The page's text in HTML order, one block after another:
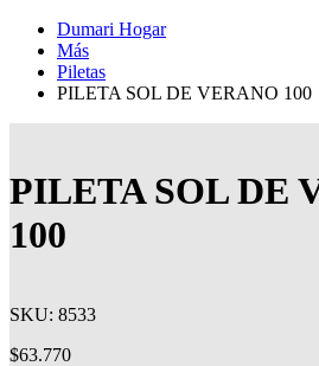
Dumari Hogar
Más
Piletas
PILETA SOL DE VERANO 100
PILETA SOL DE
100
SKU: 8533
$63.770